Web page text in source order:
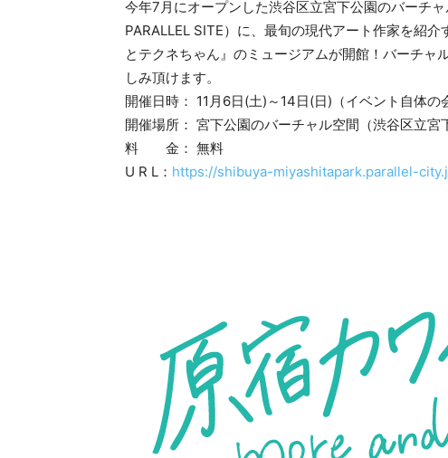
今年7月にオープンした渋谷区立宮下公園のバーチ
PARALLEL SITE）に、最旬の現代アート作家を紹
とテクネちゃん』のミュージアムが開館！バーチャ
しみ頂けます。
開催日時： 11月6日(土)～14日(日)（イベント自体の
開催場所： 宮下公園のバーチャル空間（渋谷区立宮
料 金： 無料
U R L： https://shibuya-miyashitapark.parallel-